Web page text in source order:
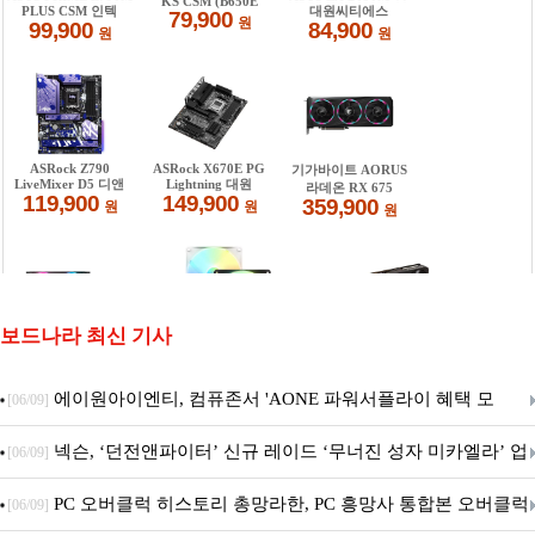
보드나라 최신 기사
[06/09] 에이원아이엔티, 컴퓨존서 'AONE 파워서플라이 혜택 모
음.ZIP' 이벤트 진행
[06/09] 넥슨, ‘던전앤파이터’ 신규 레이드 ‘무너진 성자 미카엘라’ 업
데이트!
[06/09] PC 오버클럭 히스토리 총망라한, PC 흥망사 통합본 오버클럭